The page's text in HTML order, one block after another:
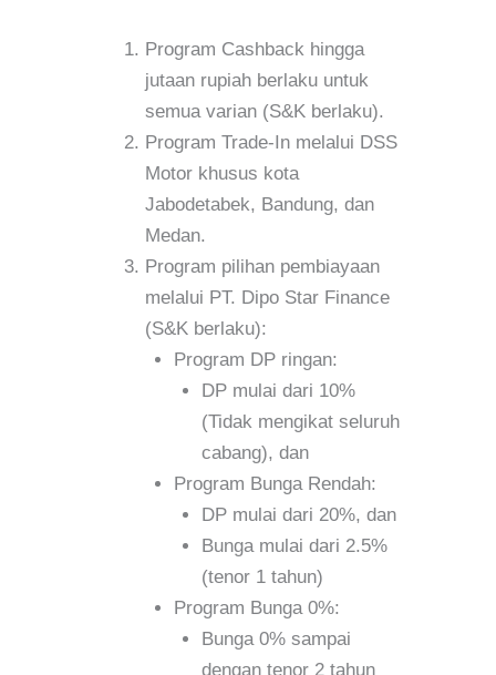
Program Cashback hingga
jutaan rupiah berlaku untuk
semua varian (S&K berlaku).
Program Trade-In melalui DSS
Motor khusus kota
Jabodetabek, Bandung, dan
Medan.
Program pilihan pembiayaan
melalui PT. Dipo Star Finance
(S&K berlaku):
Program DP ringan:
DP mulai dari 10%
(Tidak mengikat seluruh
cabang), dan
Program Bunga Rendah:
DP mulai dari 20%, dan
Bunga mulai dari 2.5%
(tenor 1 tahun)
Program Bunga 0%:
Bunga 0% sampai
dengan tenor 2 tahun